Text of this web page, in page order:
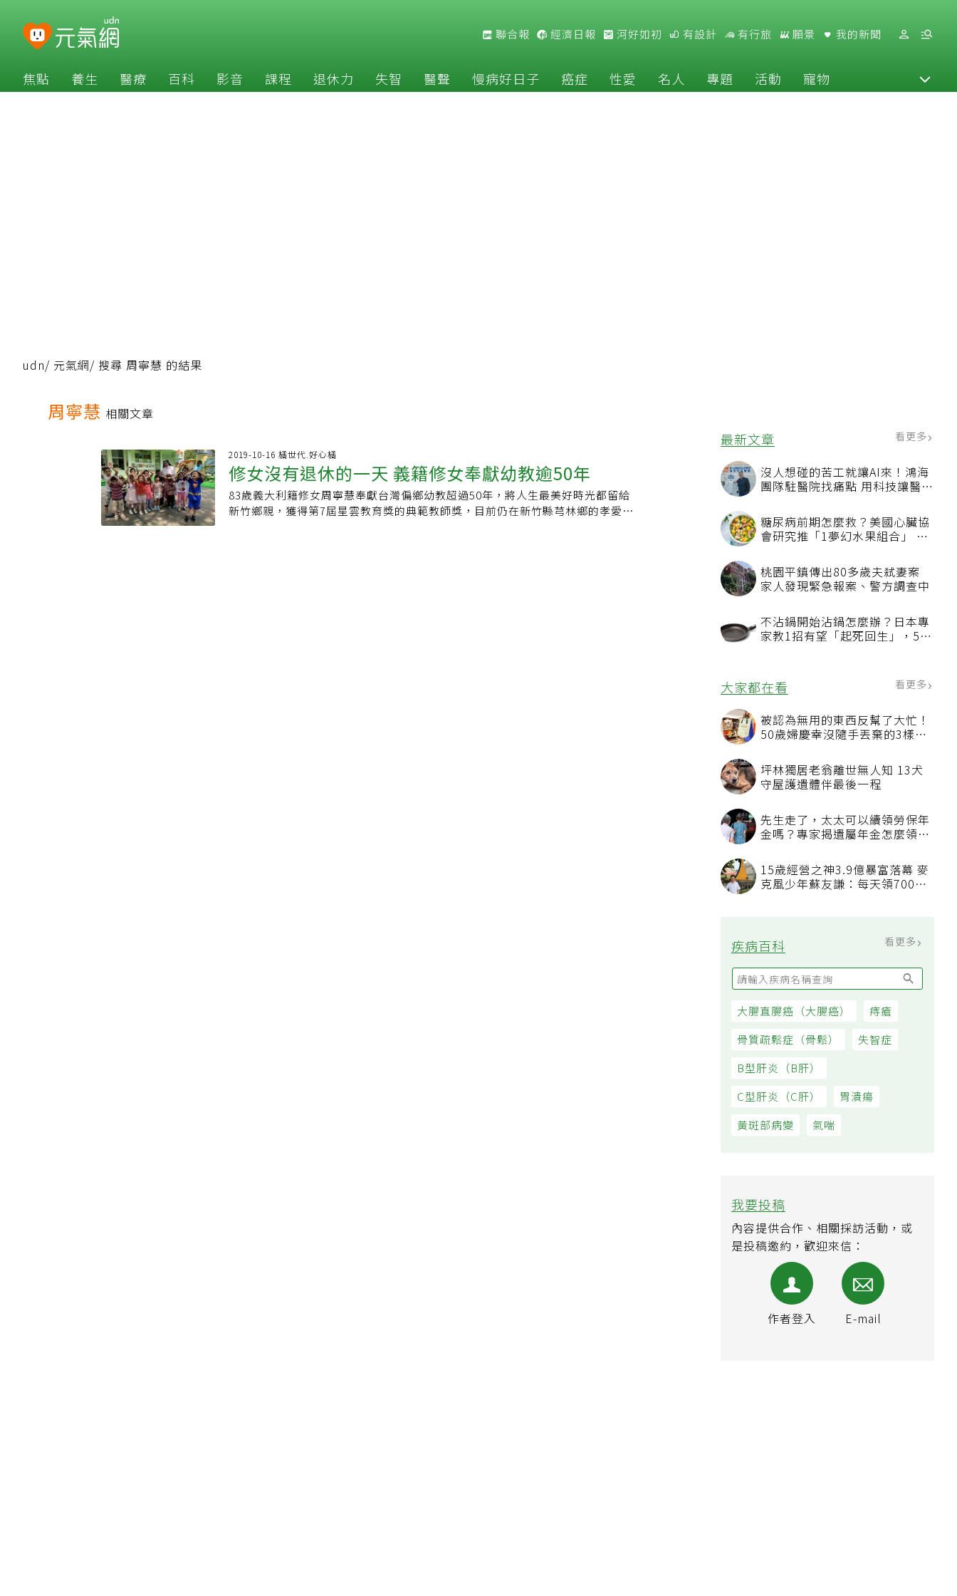
聯合報 經濟日報 河好如初 有設計 有行旅 願景 我的新聞
焦點 養生 醫療 百科 影音 課程 退休力 失智 醫聲 慢病好日子 癌症 性愛 名人 專題 活動 寵物
最新文章 看更多
沒人想碰的苦工就讓AI來！鴻海
團隊駐醫院找痛點 用科技讓醫療
糖尿病前期怎麼救？美國心臟協
會研究推「1夢幻水果組合」 酪
桃園平鎮傳出80多歲夫弒妻案
家人發現緊急報案、警方調查中
不沾鍋開始沾鍋怎麼辦？日本專
家教1招有望「起死回生」，5情
大家都在看 看更多
被認為無用的東西反幫了大忙！
50歲婦慶幸沒隨手丟棄的3樣物
坪林獨居老翁離世無人知 13犬
守屋護遺體伴最後一程
先生走了，太太可以續領勞保年
金嗎？專家揭遺屬年金怎麼領，
15歲經營之神3.9億暴富落幕 麥
克風少年蘇友謙：每天領700元
疾病百科 看更多
大腸直腸癌（大腸癌）
痔瘡
骨質疏鬆症（骨鬆）
失智症
B型肝炎（B肝）
C型肝炎（C肝）
胃潰瘍
黃斑部病變
氣喘
我要投稿
內容提供合作、相關採訪活動，或
是投稿邀約，歡迎來信：
作者登入 E-mail
udn/ 元氣網/ 搜尋 周寧慧 的結果
周寧慧 相關文章
2019-10-16 橘世代.好心橘
修女沒有退休的一天 義籍修女奉獻幼教逾50年
83歲義大利籍修女周寧慧奉獻台灣偏鄉幼教超過50年，將人生最美好時光都留給
新竹鄉親，獲得第7屆星雲教育獎的典範教師獎，目前仍在新竹縣芎林鄉的孝愛幼